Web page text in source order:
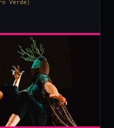
Verde)